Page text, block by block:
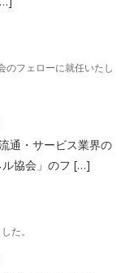
のフェローに就任いたし
通・サービス業界の
ル協会」のフ […]
した。